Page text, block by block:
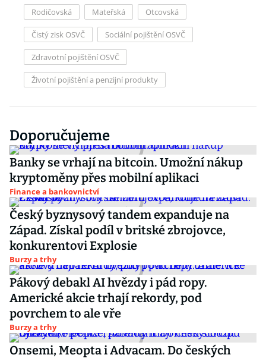
Rodičovská Mateřská Otcovská
Čistý zisk OSVČ Sociální pojištění OSVČ
Zdravotní pojištění OSVČ
Životní pojištění a penzijní produkty
Doporučujeme
Banky se vrhají na bitcoin. Umožní nákup
kryptoměny přes mobilní aplikaci
Finance a bankovnictví
Český byznysový tandem expanduje na
Západ. Získal podíl v britské zbrojovce,
konkurentovi Explosie
Burzy a trhy
Pákový debakl AI hvězdy i pád ropy.
Americké akcie trhají rekordy, pod
povrchem to ale vře
Burzy a trhy
Onsemi, Meopta i Advacam. Do českých